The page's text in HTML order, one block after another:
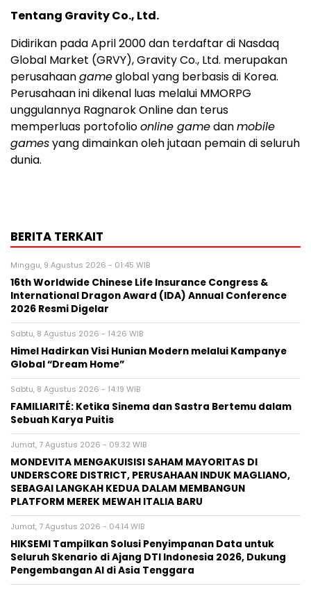
Tentang Gravity Co., Ltd.
Didirikan pada April 2000 dan terdaftar di Nasdaq
Global Market (GRVY), Gravity Co., Ltd. merupakan
perusahaangameglobal yang berbasis di Korea.
Perusahaan ini dikenal luas melalui MMORPG
unggulannya Ragnarok Online dan terus
memperluas portofolioonline gamedanmobile
gamesyang dimainkan oleh jutaan pemain di seluruh
dunia.
BERITA TERKAIT
Minggu, 9 Agustus 2026 - 01:45 WIB
16th Worldwide Chinese Life Insurance Congress &
International Dragon Award (IDA) Annual Conference
2026 Resmi Digelar
Sabtu, 8 Agustus 2026 - 14:26 WIB
Himel Hadirkan Visi Hunian Modern melalui Kampanye
Global “Dream Home”
Sabtu, 8 Agustus 2026 - 14:19 WIB
FAMILIARITÉ: Ketika Sinema dan Sastra Bertemu dalam
Sebuah Karya Puitis
Jumat, 7 Agustus 2026 - 09:32 WIB
MONDEVITA MENGAKUISISI SAHAM MAYORITAS DI
UNDERSCORE DISTRICT, PERUSAHAAN INDUK MAGLIANO,
SEBAGAI LANGKAH KEDUA DALAM MEMBANGUN
PLATFORM MEREK MEWAH ITALIA BARU
Jumat, 7 Agustus 2026 - 04:14 WIB
HIKSEMI Tampilkan Solusi Penyimpanan Data untuk
Seluruh Skenario di Ajang DTI Indonesia 2026, Dukung
Pengembangan AI di Asia Tenggara